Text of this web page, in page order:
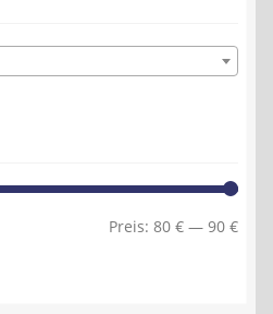
Min.
Max.
Preis: 80 € — 90 €